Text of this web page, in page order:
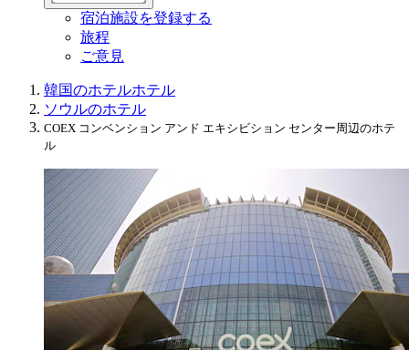
宿泊施設を登録する
旅程
ご意見
韓国のホテルホテル
ソウルのホテル
COEX コンベンション アンド エキシビション センター周辺のホテ
ル